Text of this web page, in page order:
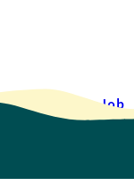
selvbetjeningJob